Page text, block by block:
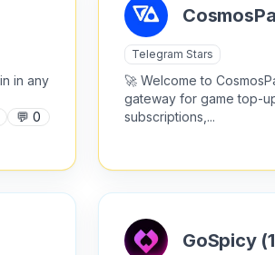
AI аудио и голос
NFT и Telegram Подарки
in any
💬 0
Telegram Stars
🚀 Welcome to
gateway for game top-
subscriptions,...
GoSpicy